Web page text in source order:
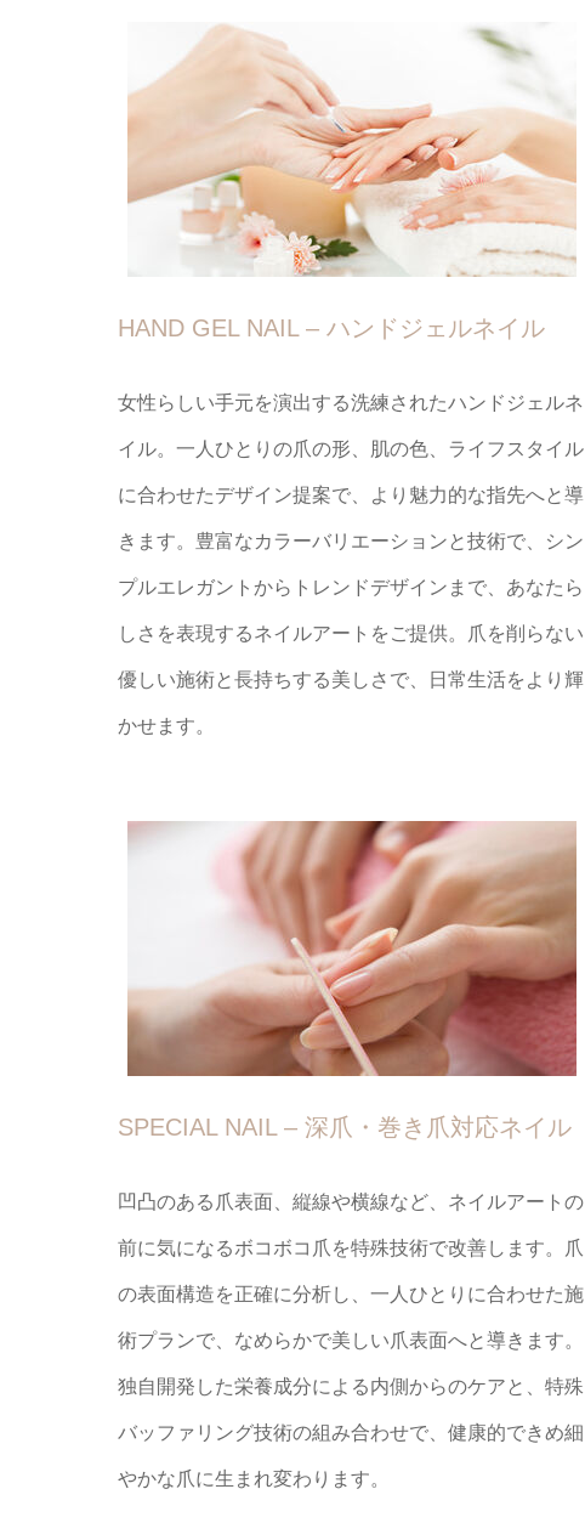
HAND GEL NAIL – ハンドジェルネイル
女性らしい手元を演出する洗練されたハンドジェルネ
イル。一人ひとりの爪の形、肌の色、ライフスタイル
に合わせたデザイン提案で、より魅力的な指先へと導
きます。豊富なカラーバリエーションと技術で、シン
プルエレガントからトレンドデザインまで、あなたら
しさを表現するネイルアートをご提供。爪を削らない
優しい施術と長持ちする美しさで、日常生活をより輝
かせます。
SPECIAL NAIL – 深爪・巻き爪対応ネイル
凹凸のある爪表面、縦線や横線など、ネイルアートの
前に気になるボコボコ爪を特殊技術で改善します。爪
の表面構造を正確に分析し、一人ひとりに合わせた施
術プランで、なめらかで美しい爪表面へと導きます。
独自開発した栄養成分による内側からのケアと、特殊
バッファリング技術の組み合わせで、健康的できめ細
やかな爪に生まれ変わります。